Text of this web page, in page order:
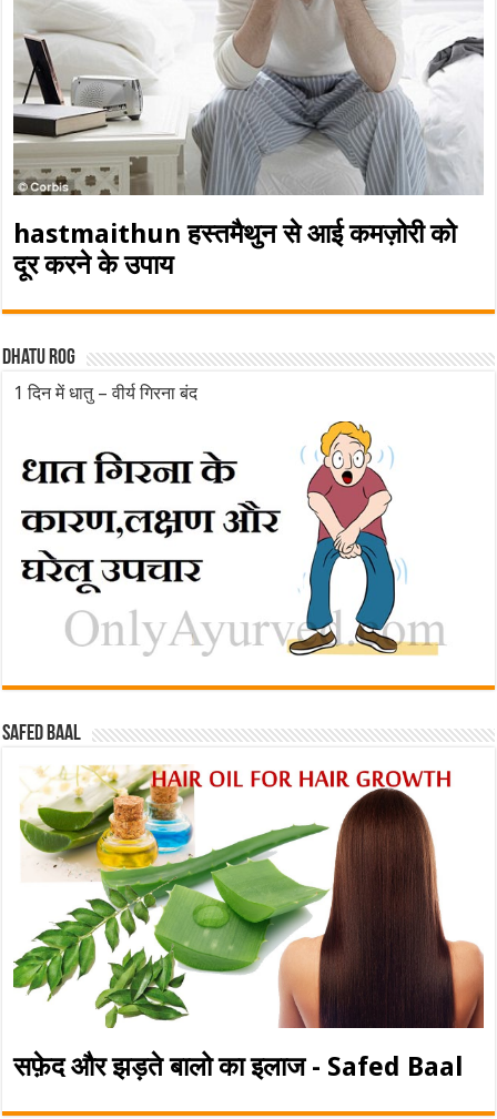
hastmaithun हस्तमैथुन से आई कमज़ोरी को
दूर करने के उपाय
Dhatu rog
1 दिन में धातु – वीर्य गिरना बंद
Safed baal
सफ़ेद और झड़ते बालो का इलाज - Safed Baal